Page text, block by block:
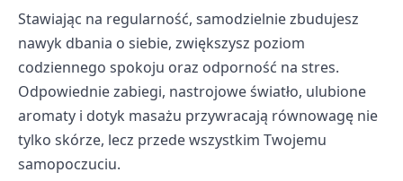
Stawiając na regularność, samodzielnie zbudujesz
nawyk dbania o siebie, zwiększysz poziom
codziennego spokoju oraz odporność na stres.
Odpowiednie zabiegi, nastrojowe światło, ulubione
aromaty i dotyk masażu przywracają równowagę nie
tylko skórze, lecz przede wszystkim Twojemu
samopoczuciu.